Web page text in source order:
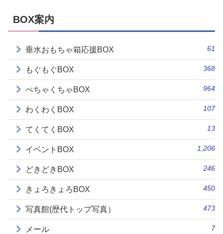
BOX案内
垂水おもちゃ箱応援BOX 61
もぐもぐBOX 368
ぺちゃくちゃBOX 964
わくわくBOX 107
てくてくBOX 13
イベントBOX 1,206
どきどきBOX 246
きょろきょろBOX 450
写真館(歴代トップ写真） 473
メール 7